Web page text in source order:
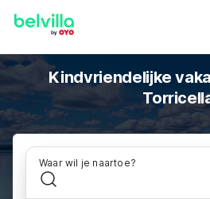
Kindvriendelijke
Waar wil je naartoe?